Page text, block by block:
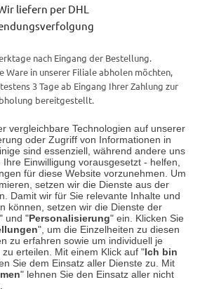
vergleichbare Technologien auf unserer
oder Zugriff von Informationen in
sind essenziell, während andere uns
Einwilligung vorausgesetzt - helfen,
für diese Website vorzunehmen. Um
setzen wir die Dienste aus der
Damit wir für Sie relevante Inhalte und
können, setzen wir die Dienste der
" und "Personalisierung" ein. Klicken Sie
", um die Einzelheiten zu diesen
zu erfahren sowie um individuell je
erteilen. Mit einem Klick auf "Ich bin
Sie dem Einsatz aller Dienste zu. Mit
" lehnen Sie den Einsatz aller nicht
liefern per DHL
nach Eingang der Bestellung.
Ware in unserer Filiale abholen möchten,
3 Tage ab Eingang Ihrer Zahlung zur
bereitgestellt.
in Meckenheim
dem Steinbüchel 6
Meckenheim
9:00 Uhr bis 18:00 Uhr
Information